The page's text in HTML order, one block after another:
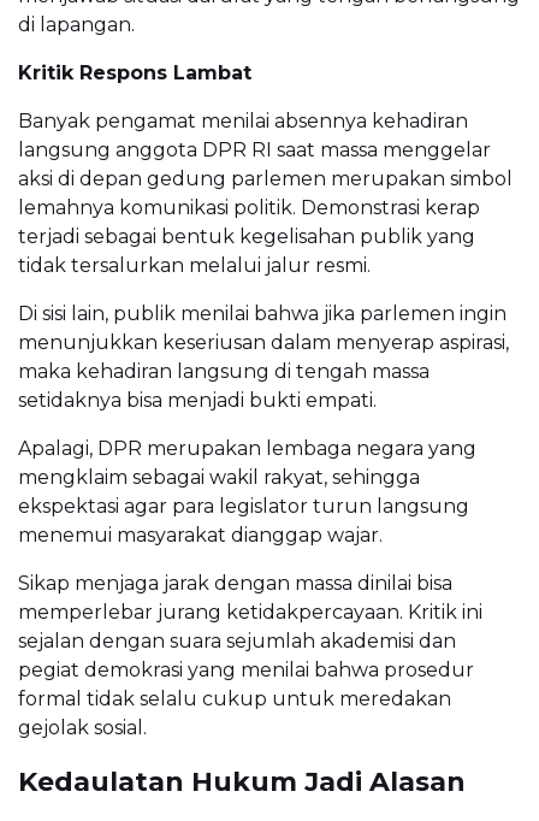
di lapangan.
Kritik Respons Lambat
Banyak pengamat menilai absennya kehadiran
langsung anggota DPR RI saat massa menggelar
aksi di depan gedung parlemen merupakan simbol
lemahnya komunikasi politik. Demonstrasi kerap
terjadi sebagai bentuk kegelisahan publik yang
tidak tersalurkan melalui jalur resmi.
Di sisi lain, publik menilai bahwa jika parlemen ingin
menunjukkan keseriusan dalam menyerap aspirasi,
maka kehadiran langsung di tengah massa
setidaknya bisa menjadi bukti empati.
Apalagi, DPR merupakan lembaga negara yang
mengklaim sebagai wakil rakyat, sehingga
ekspektasi agar para legislator turun langsung
menemui masyarakat dianggap wajar.
Sikap menjaga jarak dengan massa dinilai bisa
memperlebar jurang ketidakpercayaan. Kritik ini
sejalan dengan suara sejumlah akademisi dan
pegiat demokrasi yang menilai bahwa prosedur
formal tidak selalu cukup untuk meredakan
gejolak sosial.
Kedaulatan Hukum Jadi Alasan